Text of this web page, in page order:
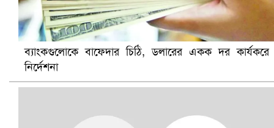
বৈষম্যবিরোধী ছাত্র আন্দোলনের সাধারণ সম্পাদকের পদত্যাগ
ব্যাংকগুলোকে বাফেদার চিঠি, ডলারের একক দর কার্যকরে
নির্দেশনা